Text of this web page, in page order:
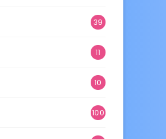
39
11
10
100